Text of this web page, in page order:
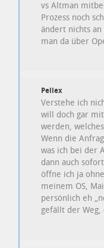
vs Altman
Prozess noch
ändert nichts
man da über
Pellex
Verstehe ich
will doch gar
werden,
Wenn die
was ich bei der
dann auch
öffne ich ja
meinem OS,
persönlich eh
gefällt der Weg,